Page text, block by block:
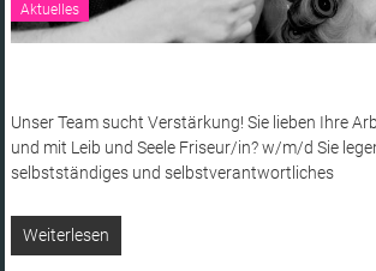
Aktuelles
Unser Team sucht Verstärkung! Sie lieben Ihre
und mit Leib und Seele Friseur/in? w/m/d Sie
selbstständiges und selbstverantwortliches
Weiterlesen